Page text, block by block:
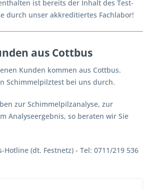
ist bereits der Inhalt des Test-
durch unser akkreditiertes Fachlabor!
aus Cottbus
Kunden kommen aus Cottbus.
Schimmelpilztest bei uns durch.
zur Schimmelpilzanalyse, zur
Analyseergebnis, so beraten wir Sie
Hotline (dt. Festnetz) - Tel: 0711/219 536